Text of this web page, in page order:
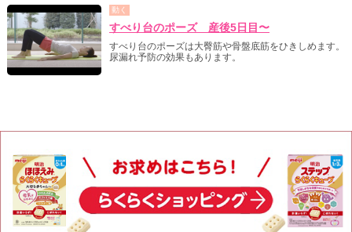
動く
すべり台のポーズ 産後5日目〜
すべり台のポーズは大臀筋や骨盤底筋をひきしめます。
尿漏れ予防の効果もあります。